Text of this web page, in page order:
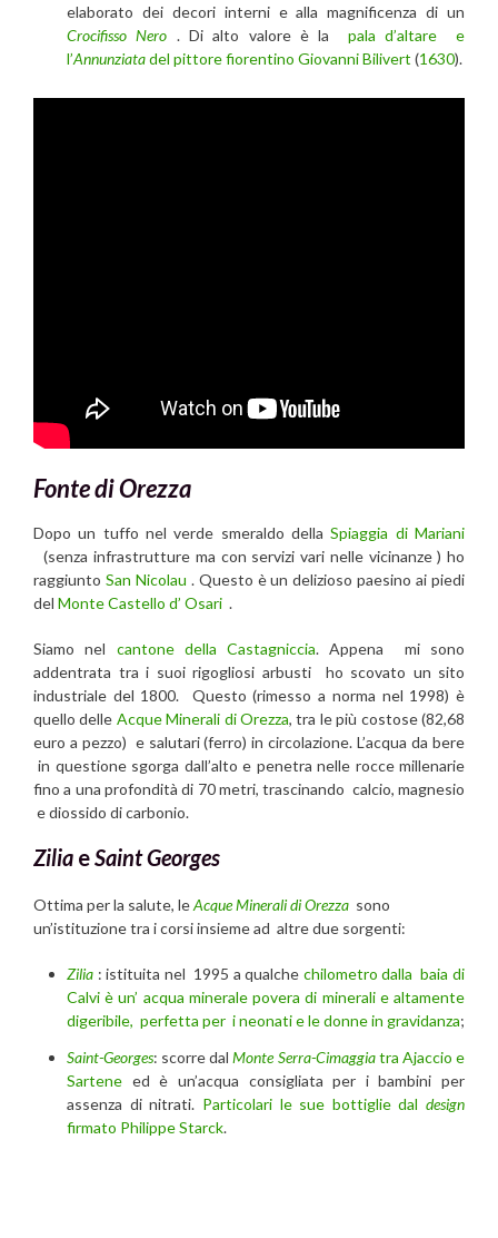
elaborato dei decori interni e alla magnificenza di un
Crocifisso Nero . Di alto valore è lapala d’altare e
l’Annunziatadel pittore fiorentino Giovanni Bilivert (1630).
Fonte di Orezza
Dopo un tuffo nel verde smeraldo dellaSpiaggia di Mariani
(senza infrastrutture ma con servizi vari nelle vicinanze ) ho
raggiunto San Nicolau . Questo è un delizioso paesino ai piedi
del Monte Castello d’ Osari .
Siamo nel cantone della Castagniccia. Appena mi sono
addentrata tra i suoi rigogliosi arbusti ho scovato un sito
industriale del 1800. Questo (rimesso a norma nel 1998) è
quello delle Acque Minerali di Orezza, tra le più costose (82,68
euro a pezzo) e salutari (ferro) in circolazione. L’acqua da bere
in questione sgorga dall’alto e penetra nelle rocce millenarie
fino a una profondità di 70 metri, trascinando calcio, magnesio
e diossido di carbonio.
Zilia eSaint Georges
Ottima per la salute, leAcque Minerali di Orezza sono
un’istituzione tra i corsi insieme ad altre due sorgenti:
Zilia : istituita nel 1995 a qualche chilometro dalla baia di
Calvi è un’ acqua minerale povera di minerali e altamente
digeribile, perfetta per i neonati e le donne in gravidanza;
Saint-Georges: scorre dalMonte Serra-Cimaggiatra Ajaccio e
Sartene ed è un’acqua consigliata per i bambini per
assenza di nitrati. Particolari le sue bottiglie dal design
firmato Philippe Starck.